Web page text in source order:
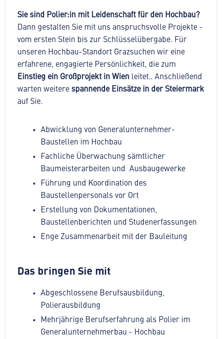
Sie sind Polier:in mit Leidenschaft für den Hochbau?
Dann gestalten Sie mit uns anspruchsvolle Projekte -
vom ersten Stein bis zur Schlüsselübergabe. Für
unseren Hochbau-Standort Grazsuchen wir eine
erfahrene, engagierte Persönlichkeit, die zum
Einstieg ein Großprojekt in Wien leitet.. Anschließend
warten weitere spannende Einsätze in der Steiermark
auf Sie.
Abwicklung von Generalunternehmer-
Baustellen im Hochbau
Fachliche Überwachung sämtlicher
Baumeisterarbeiten und Ausbaugewerke
Führung und Koordination des
Baustellenpersonals vor Ort
Erstellung von Dokumentationen,
Baustellenberichten und Studenerfassungen
Enge Zusammenarbeit mit der Bauleitung
Das bringen Sie mit
Abgeschlossene Berufsausbildung,
Polierausbildung
Mehrjährige Berufserfahrung als Polier im
Generalunternehmerbau - Hochbau